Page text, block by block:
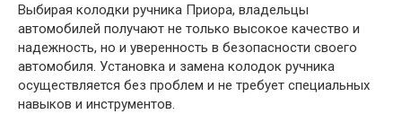
Выбирая колодки ручника Приора, владельцы
автомобилей получают не только высокое качество и
надежность, но и уверенность в безопасности своего
автомобиля. Установка и замена колодок ручника
осуществляется без проблем и не требует специальных
навыков и инструментов.